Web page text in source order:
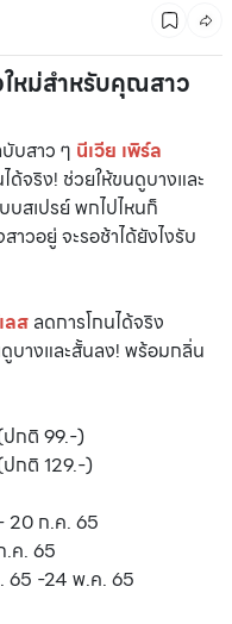
หม่สำหรับคุณสาว
บสาว ๆ นีเวีย เพิร์ล
ด้จริง! ช่วยให้ขนดูบางและ
บสเปรย์ พกไปไหนก็
วอยู่ จะรอช้าได้ยังไงรับ
ลสลดการโกนได้จริง
บางและสั้นลง! พร้อมกลิ่น
กติ 99.-)
กติ 129.-)
20 ก.ค. 65
.ค. 65
65 -24 พ.ค. 65